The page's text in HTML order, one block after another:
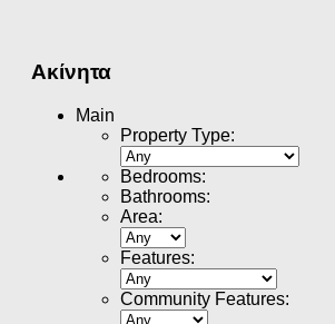
Ακίνητα
Main
Property Type:
Bedrooms:
Bathrooms:
Area:
Features:
Community Features: